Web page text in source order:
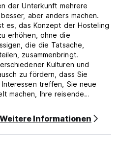
der Unterkunft mehrere
aber anders machen.
es, das Konzept der Hosteling
erhöhen, ohne die
die die Tatsache,
zusammenbringt.
Kulturen und
zu fördern, dass Sie
treffen, Sie neue
machen, Ihre reisende
Räume, wir suchen einen
der Parteien ein paar Blocks
Weitere Informationen